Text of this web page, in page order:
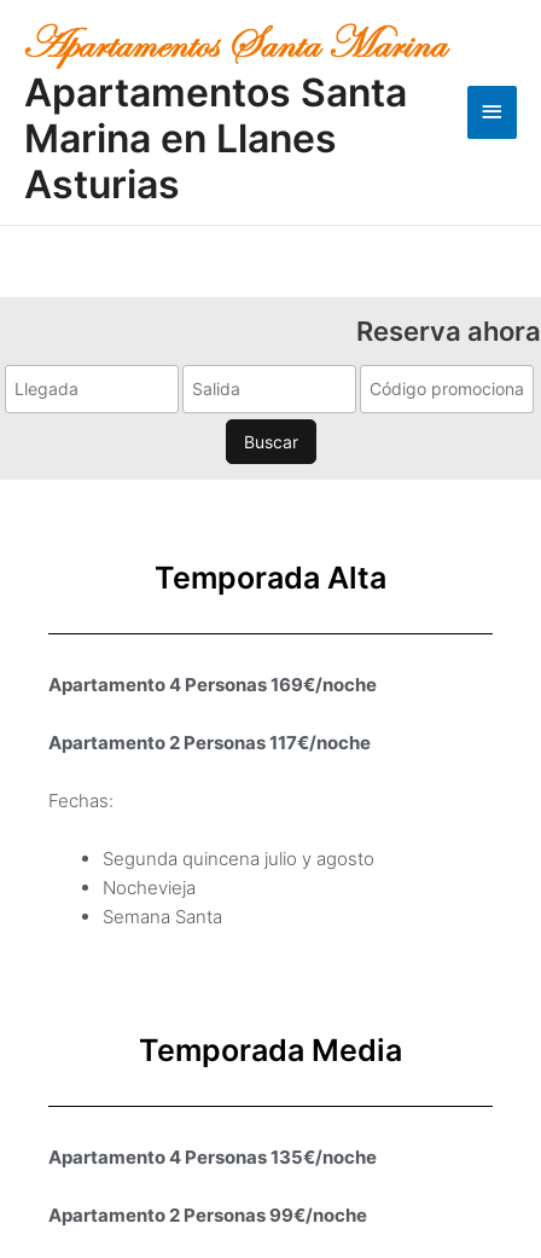
contenido
Apartamentos Santa
Marina en Llanes
Asturias
Reserva ahora
Buscar
Temporada Alta
Apartamento 4 Personas 169€/noche
Apartamento 2 Personas 117€/noche
Fechas:
Segunda quincena julio y agosto
Nochevieja
Semana Santa
Temporada Media
Apartamento 4 Personas 135€/noche
Apartamento 2 Personas 99€/noche